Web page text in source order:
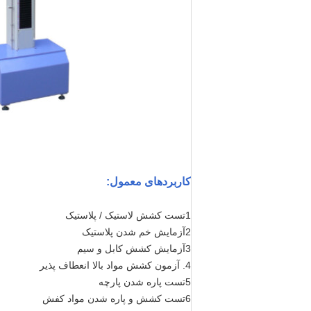
کاربردهای معمول:
1تست کشش لاستیک / پلاستیک
2آزمایش خم شدن پلاستیک
3آزمایش کشش کابل و سیم
4. آزمون کشش مواد بالا انعطاف پذیر
5تست پاره شدن پارچه
6تست کشش و پاره شدن مواد کفش